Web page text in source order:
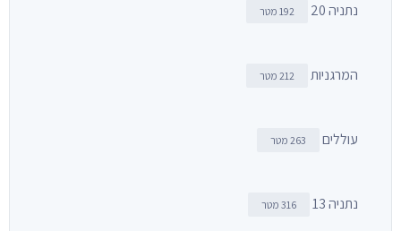
נתניה 20 192 מטר
המרגניות 212 מטר
עוללים 263 מטר
נתניה 13 316 מטר